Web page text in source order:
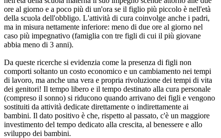
ore al giorno e a poco più di un'ora se il figlio più piccolo è nell'età
della scuola dell'obbligo. L'attività di cura coinvolge anche i padri,
ma in misura nettamente inferiore: meno di due ore al giorno nel
caso più impegnativo (famiglia con tre figli di cui il più giovane
abbia meno di 3 anni).
Da queste ricerche si evidenzia come la presenza di figli non
comporti soltanto un costo economico e un cambiamento nei tempi
di lavoro, ma anche una vera e propria rivoluzione dei tempi di vita
dei genitori! Il tempo libero e il tempo destinato alla cura personale
(compreso il sonno) si riducono quando arrivano dei figli e vengono
sostituiti da attività dedicate direttamente o indirettamente ai
bambini. Il dato positivo è che, rispetto al passato, c'è un maggiore
investimento del tempo dedicato alla crescita, al benessere e allo
sviluppo dei bambini.